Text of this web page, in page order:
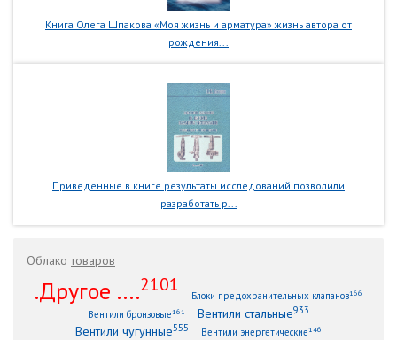
Книга Олега Шпакова «Моя жизнь и арматура» жизнь автора от
рождения...
Приведенные в книге результаты исследований позволили
разработать р...
Облакотоваров
.Другое ....2101
Блоки предохранительных клапанов166
Вентили бронзовые161 Вентили стальные933
Вентили чугунные555 Вентили энергетические146